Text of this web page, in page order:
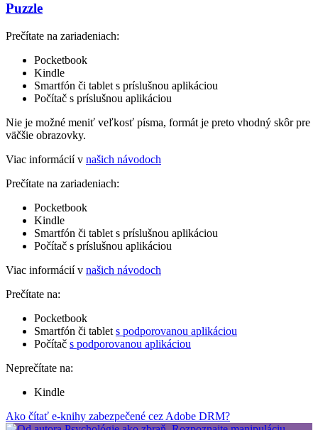
Puzzle
Prečítate na zariadeniach:
Pocketbook
Kindle
Smartfón či tablet s príslušnou aplikáciou
Počítač s príslušnou aplikáciou
Nie je možné meniť veľkosť písma, formát je preto vhodný skôr pre
väčšie obrazovky.
Viac informácií v našich návodoch
Prečítate na zariadeniach:
Pocketbook
Kindle
Smartfón či tablet s príslušnou aplikáciou
Počítač s príslušnou aplikáciou
Viac informácií v našich návodoch
Prečítate na:
Pocketbook
Smartfón či tablet s podporovanou aplikáciou
Počítač s podporovanou aplikáciou
Neprečítate na:
Kindle
Ako čítať e-knihy zabezpečené cez Adobe DRM?